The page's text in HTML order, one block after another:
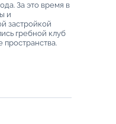
За это время в
и
застройкой
гребной клуб